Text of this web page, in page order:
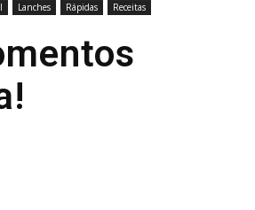
Lanches Rápidas Receitas